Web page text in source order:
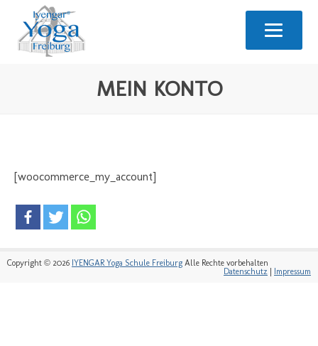
MEIN KONTO
[woocommerce_my_account]
Copyright © 2026 IYENGAR Yoga Schule Freiburg Alle Rechte vorbehalten
Datenschutz
Impressum